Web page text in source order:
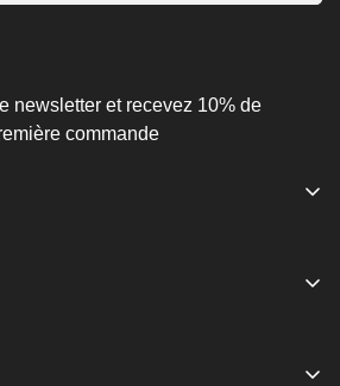
newsletter et recevez 10% de
commande